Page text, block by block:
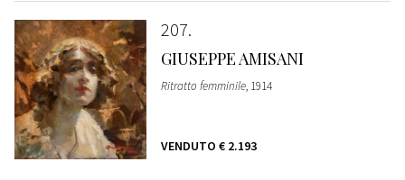
207
GIUSEPPE AMISANI
Ritratto femminile, 1914
VENDUTO € 2.193